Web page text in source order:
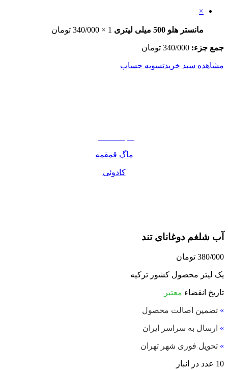
×
مانستر هلو 500 میلی لیتری 1 ×
340/000 تومان
جمع جزء: 340/000 تومان
مشاهده سبد خریدتسویه حساب
ماگ قمقمه
کادوئی
آب شلغم دوغانای تند
380/000 تومان
یک لیتر محصول کشور ترکیه
تاریخ انقضاء معتبر
» تضمین اصالت محصول
» ارسال به سراسر ایران
» تحویل فوری شهر تهران
10 عدد در انبار